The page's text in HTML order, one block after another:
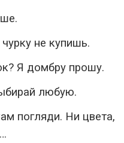
не купишь.
Я домбру прошу.
любую.
погляди. Ни цвета,